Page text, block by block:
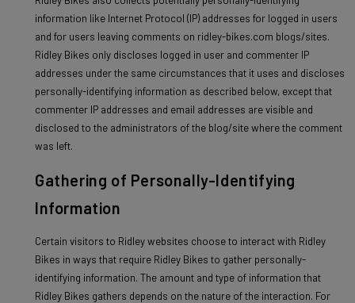
information like Internet Protocol (IP) addresses for logged in users
and for users leaving comments on ridley-bikes.com blogs/sites.
Ridley Bikes only discloses logged in user and commenter IP
addresses under the same circumstances that it uses and discloses
personally-identifying information as described below, except that
commenter IP addresses and email addresses are visible and
disclosed to the administrators of the blog/site where the comment
was left.
Gathering of Personally-Identifying
Information
Certain visitors to Ridley websites choose to interact with Ridley
Bikes in ways that require Ridley Bikes to gather personally-
identifying information. The amount and type of information that
Ridley Bikes gathers depends on the nature of the interaction. For